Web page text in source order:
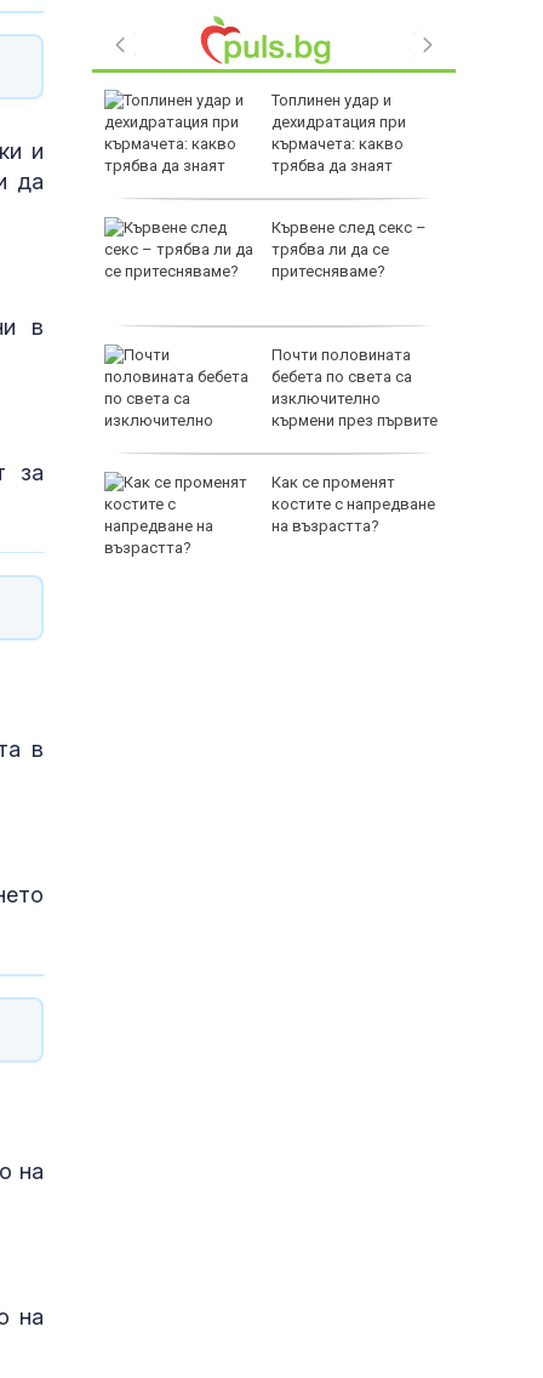
и
да
в
за
в
на
на
евро
Топлинен удар и
дехидратация при
кърмачета: какво
трябва да знаят
Кървене след секс –
трябва ли да се
притесняваме?
Почти половината
бебета по света са
изключително
кърмени през първите
Как се променят
костите с напредване
на възрастта?